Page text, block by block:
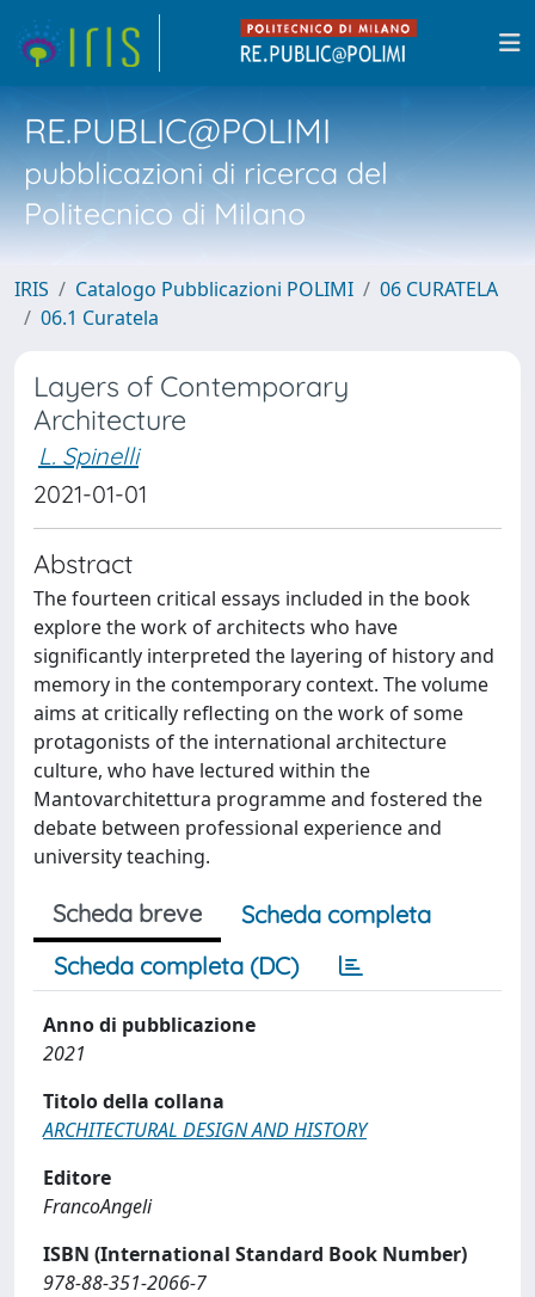
RE.PUBLIC@POLIMI
pubblicazioni di ricerca del
Politecnico di Milano
IRIS Catalogo Pubblicazioni POLIMI
06 CURATELA
06.1 Curatela
Layers of Contemporary
Architecture
L. Spinelli
2021-01-01
Abstract
The fourteen critical essays included in the book
explore the work of architects who have
significantly interpreted the layering of history and
memory in the contemporary context. The volume
aims at critically reflecting on the work of some
protagonists of the international architecture
culture, who have lectured within the
Mantovarchitettura programme and fostered the
debate between professional experience and
university teaching.
Scheda breve
Scheda completa
Scheda completa (DC)
Anno di pubblicazione
2021
Titolo della collana
ARCHITECTURAL DESIGN AND HISTORY
Editore
FrancoAngeli
ISBN (International Standard Book Number)
978-88-351-2066-7